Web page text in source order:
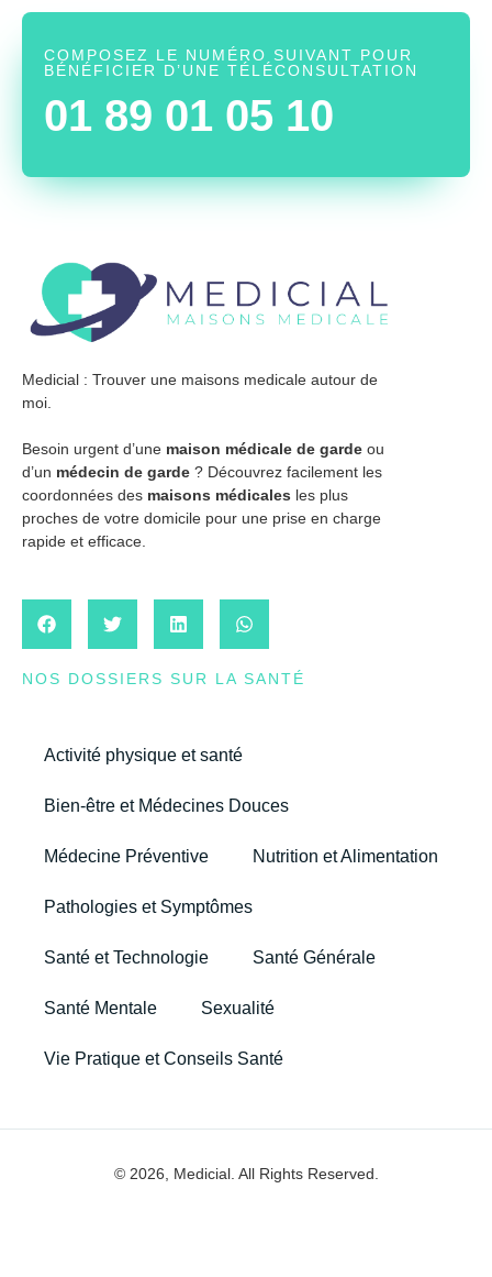
COMPOSEZ LE NUMÉRO SUIVANT POUR
BÉNÉFICIER D’UNE TÉLÉCONSULTATION
01 89 01 05 10
Medicial : Trouver une maisons medicale autour de
moi.
Besoin urgent d’une maison médicale de garde ou
d’un médecin de garde ? Découvrez facilement les
coordonnées des maisons médicales les plus
proches de votre domicile pour une prise en charge
rapide et efficace.
NOS DOSSIERS SUR LA SANTÉ
Activité physique et santé
Bien-être et Médecines Douces
Médecine Préventive Nutrition et Alimentation
Pathologies et Symptômes
Santé et Technologie Santé Générale
Santé Mentale Sexualité
Vie Pratique et Conseils Santé
© 2026, Medicial. All Rights Reserved.